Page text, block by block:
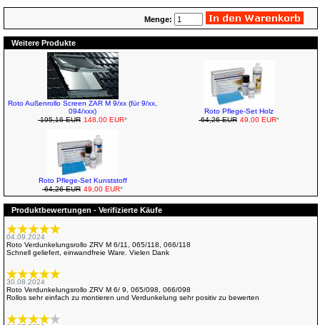
Menge:
Weitere Produkte
Roto Außenrollo Screen ZAR M 9/xx (für 9/xx,
094/xxx)
195,16 EUR 148,00 EUR*
Roto Pflege-Set Holz
64,26 EUR 49,00 EUR*
Roto Pflege-Set Kunststoff
64,26 EUR 49,00 EUR*
Produktbewertungen - Verifizierte Käufe
04.09.2024
Roto Verdunkelungsrollo ZRV M 6/11, 065/118, 066/118
Schnell geliefert, einwandfreie Ware. Vielen Dank
30.08.2024
Roto Verdunkelungsrollo ZRV M 6/ 9, 065/098, 066/098
Rollos sehr einfach zu montieren und Verdunkelung sehr positiv zu bewerten